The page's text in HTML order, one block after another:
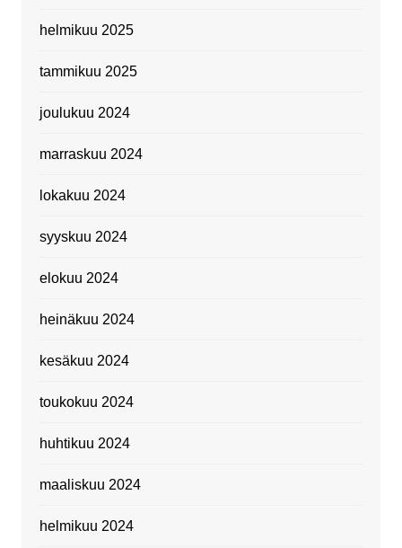
helmikuu 2025
tammikuu 2025
joulukuu 2024
marraskuu 2024
lokakuu 2024
syyskuu 2024
elokuu 2024
heinäkuu 2024
kesäkuu 2024
toukokuu 2024
huhtikuu 2024
maaliskuu 2024
helmikuu 2024